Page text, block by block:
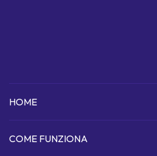
HOME
COME FUNZIONA